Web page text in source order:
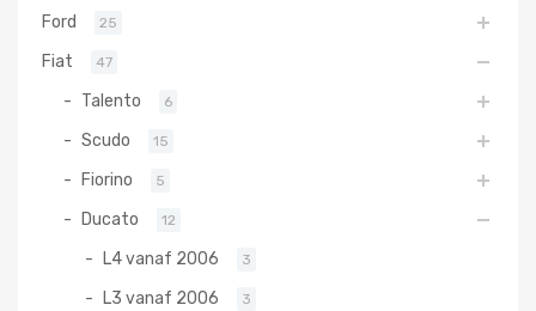
Ford 25
Fiat 47
Talento 6
Scudo 15
Fiorino 5
Ducato 12
L4 vanaf 2006 3
L3 vanaf 2006 3